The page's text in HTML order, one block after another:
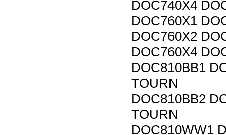
DOC740X4
DOC760X1
DOC760X2
DOC760X4
DOC810BB1
TOURN
DOC810BB2
TOURN
DOC810WW1